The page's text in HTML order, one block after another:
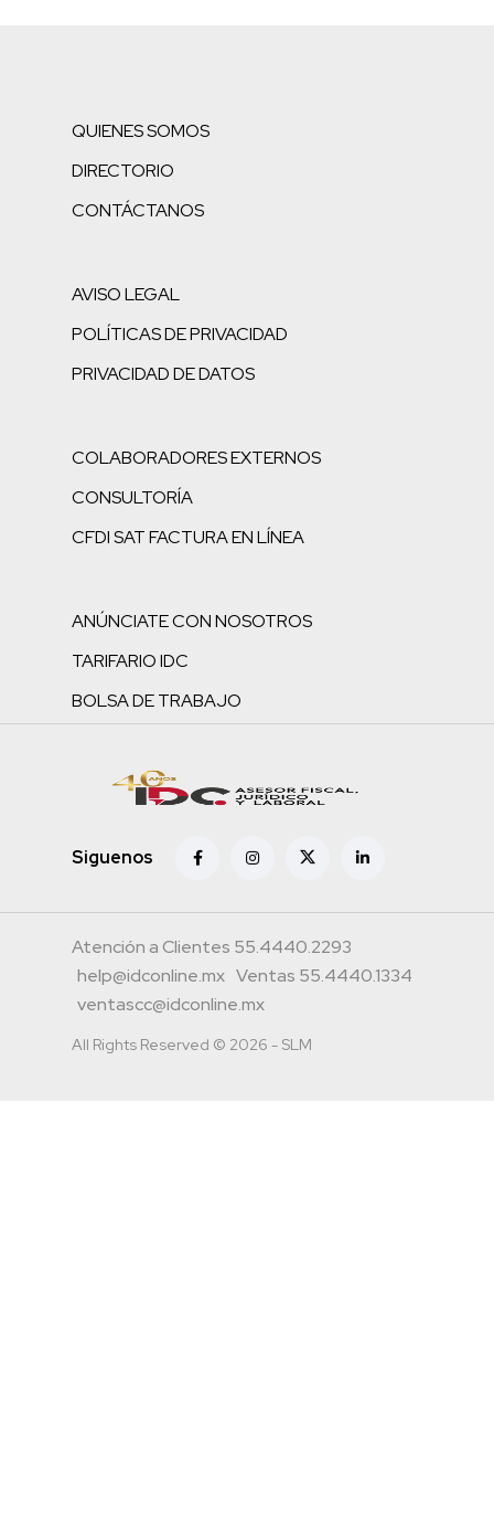
QUIENES SOMOS
DIRECTORIO
CONTÁCTANOS
AVISO LEGAL
POLÍTICAS DE PRIVACIDAD
PRIVACIDAD DE DATOS
COLABORADORES EXTERNOS
CONSULTORÍA
CFDI SAT FACTURA EN LÍNEA
ANÚNCIATE CON NOSOTROS
TARIFARIO IDC
BOLSA DE TRABAJO
Siguenos
Atención a Clientes 55.4440.2293
help@idconline.mx Ventas 55.4440.1334
ventascc@idconline.mx
All Rights Reserved © 2026 - SLM